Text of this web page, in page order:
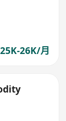
26K/月